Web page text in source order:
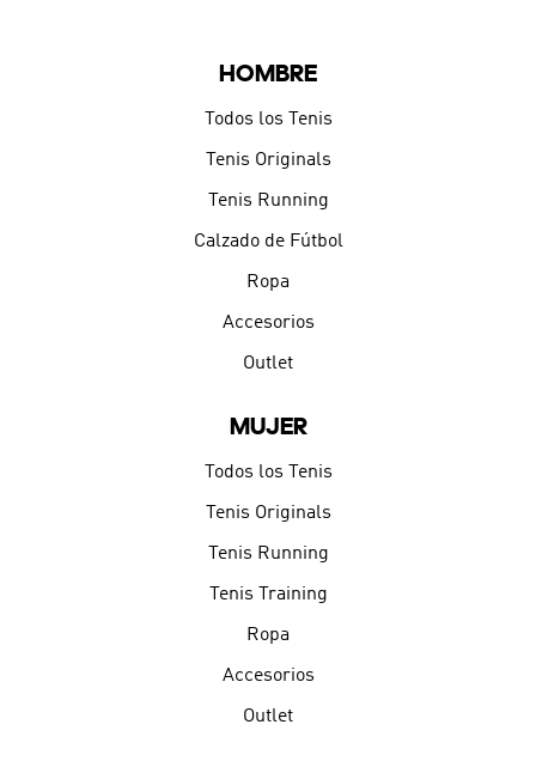
HOMBRE
Todos los Tenis
Tenis Originals
Tenis Running
Calzado de Fútbol
Ropa
Accesorios
Outlet
MUJER
Todos los Tenis
Tenis Originals
Tenis Running
Tenis Training
Ropa
Accesorios
Outlet